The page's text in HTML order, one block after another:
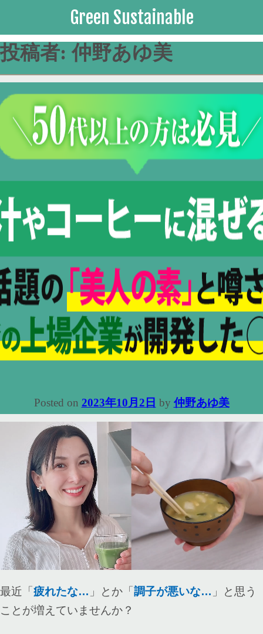
Green Sustainable
投稿者:仲野あゆ美
Posted on 2023年10月2日 by 仲野あゆ美
最近「 疲れたな… 」とか「 調子が悪いな… 」と思う
ことが増えていませんか？